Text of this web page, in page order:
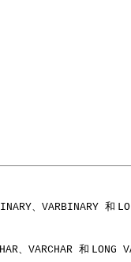
VARBINARY 和
、 VARCHAR 和 LONG